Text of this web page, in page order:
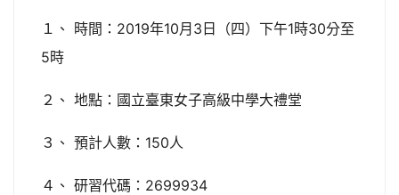
１、 時間：2019年10月3日（四）下午1時30分至
5時
２、 地點：國立臺東女子高級中學大禮堂
３、 預計人數：150人
４、 研習代碼：2699934